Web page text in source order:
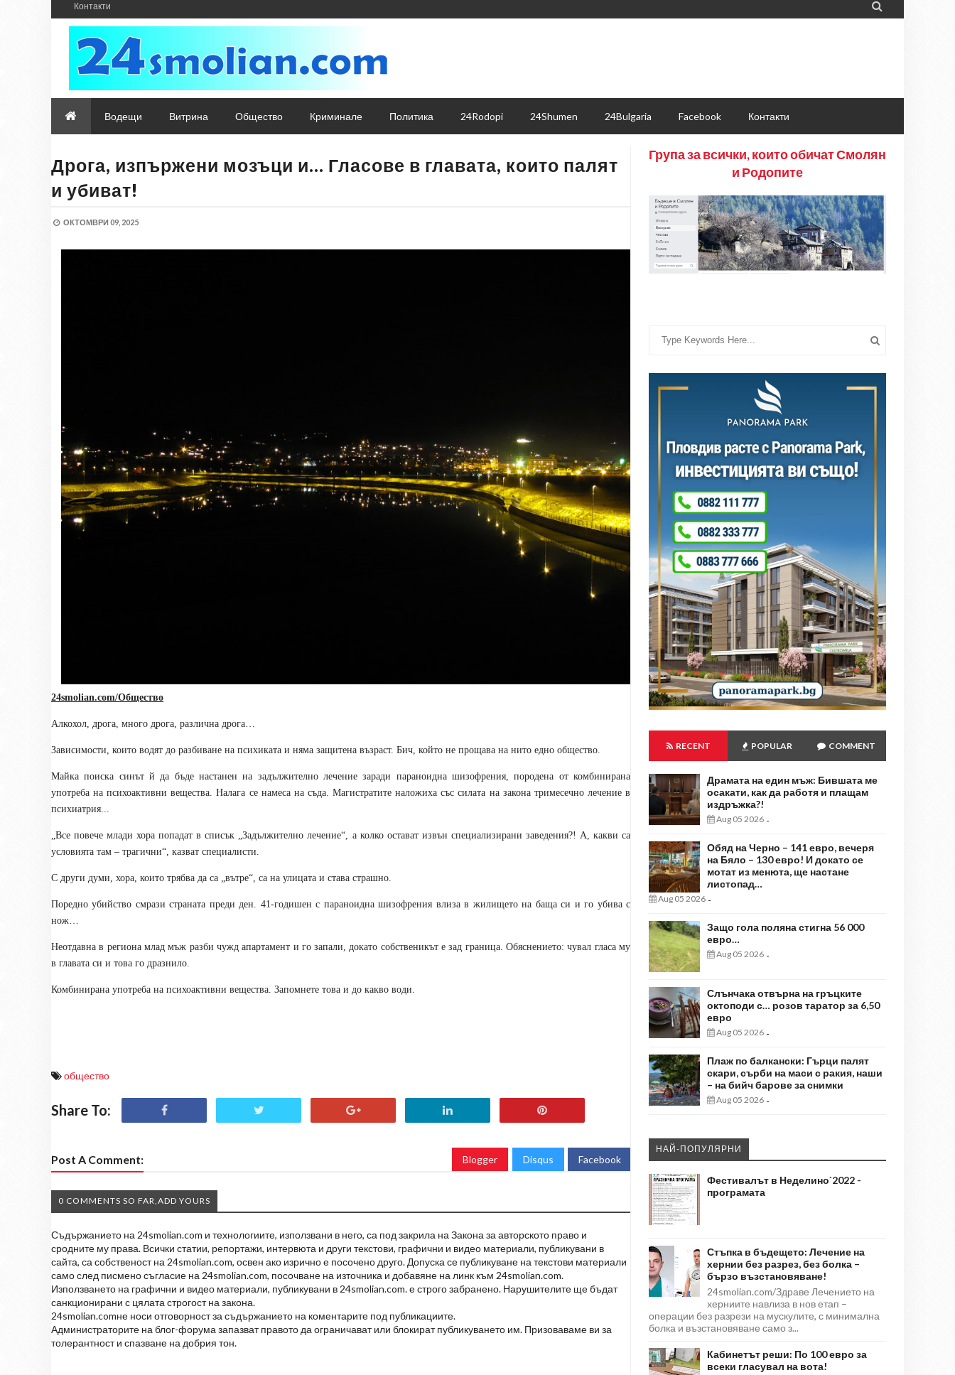
Контакти 
Водещи Витрина Общество Криминале Политика 24Rodopi 24Shumen 24Bulgaria Facebook Контакти
Дрога, изпържени мозъци и… Гласове в главата, които палят
и убиват!
ОКТОМВРИ 09, 2025
24smolian.com/Общество
Алкохол, дрога, много дрога, различна дрога…
Зависимости, които водят до разбиване на психиката и няма защитена възраст. Бич, който не прощава на нито едно общество.
Майка поиска синът й да бъде настанен на задължително лечение заради параноидна шизофрения, породена от комбинирана
употреба на психоактивни вещества. Налага се намеса на съда. Магистратите наложиха със силата на закона тримесечно лечение в
психиатрия...
„Все повече млади хора попадат в списък „Задължително лечение“, а колко остават извън специализирани заведения?! А, какви са
условията там – трагични“, казват специалисти.
С други думи, хора, които трябва да са „вътре“, са на улицата и става страшно.
Поредно убийство смрази страната преди ден. 41-годишен с параноидна шизофрения влиза в жилището на баща си и го убива с
нож…
Неотдавна в региона млад мъж разби чужд апартамент и го запали, докато собственикът е зад граница. Обяснението: чувал гласа му
в главата си и това го дразнило.
Комбинирана употреба на психоактивни вещества. Запомнете това и до какво води.
общество
Share To:
Post A Comment: Blogger Disqus Facebook
0 COMMENTS SO FAR,ADD YOURS
Съдържанието на 24smolian.com и технологиите, използвани в него, са под закрила на Закона за авторското право и
сродните му права. Всички статии, репортажи, интервюта и други текстови, графични и видео материали, публикувани в
сайта, са собственост на 24smolian.com, освен ако изрично е посочено друго. Допуска се публикуване на текстови материали
само след писмено съгласие на 24smolian.com, посочване на източника и добавяне на линк към 24smolian.com.
Използването на графични и видео материали, публикувани в 24smolian.com. е строго забранено. Нарушителите ще бъдат
санкционирани с цялата строгост на закона.
24smolian.comне носи отговорност за съдържанието на коментарите под публикациите.
Администраторите на блог-форума запазват правото да ограничават или блокират публикуването им. Призоваваме ви за
толерантност и спазване на добрия тон.
Група за всички, които обичат Смолян
и Родопите
RECENT POPULAR COMMENT
Драмата на един мъж: Бившата ме
осакати, как да работя и плащам
издръжка?!
Aug 05 2026 -
Обяд на Черно – 141 евро, вечеря
на Бяло – 130 евро! И докато се
мотат из менюта, ще настане
листопад…
Aug 05 2026 -
Защо гола поляна стигна 56 000
евро…
Aug 05 2026 -
Слънчака отвърна на гръцките
октоподи с… розов таратор за 6,50
евро
Aug 05 2026 -
Плаж по балкански: Гърци палят
скари, сърби на маси с ракия, наши
– на бийч барове за снимки
Aug 05 2026 -
НАЙ-ПОПУЛЯРНИ
Фестивалът в Неделино`2022 -
програмата
Стъпка в бъдещето: Лечение на
хернии без разрез, без болка –
бързо възстановяване!
24smolian.com/Здраве Лечението на
херниите навлиза в нов етап –
операции без разрези на мускулите, с минимална
болка и възстановяване само з...
Кабинетът реши: По 100 евро за
всеки гласувал на вота!